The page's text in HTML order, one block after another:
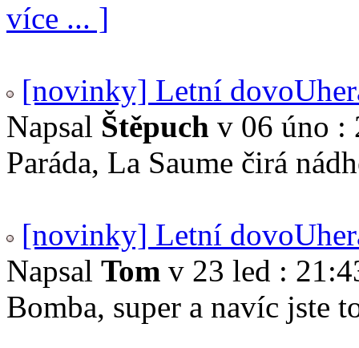
více ... ]
[novinky] Letní
Napsal Štěpuch v 06 úno :
Paráda, La Saume čirá
[novinky] Letní
Napsal Tom v 23 led :
Bomba, super a navíc jste